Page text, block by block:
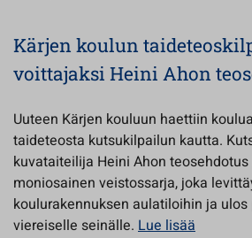
Kärjen koulun
voittajaksi Heini Ahon
Uuteen Kärjen kouluun haettiin
taideteosta kutsukilpailun kautta.
kuvataiteilija Heini Ahon
moniosainen veistossarja, joka
koulurakennuksen aulatiloihin ja
viereiselle seinälle. Lue lisää